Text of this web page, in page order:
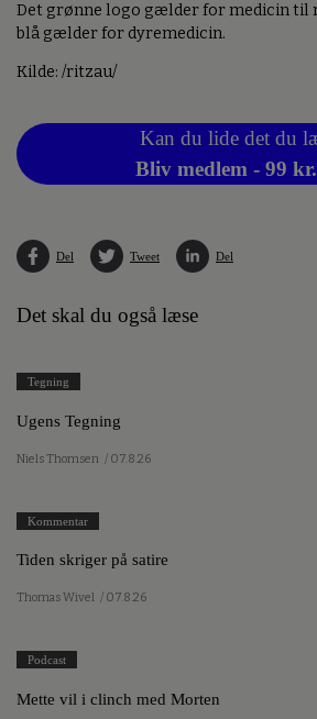
Det grønne logo gælder for medicin til
blå gælder for dyremedicin.
Kilde: /ritzau/
Kan du lide det du
Bliv medlem - 99
Del Tweet Del
Det skal du også læse
Tegning
Ugens Tegning
Niels Thomsen / 07.8.26
Kommentar
Tiden skriger på satire
Thomas Wivel / 07.8.26
Podcast
Mette vil i clinch med Morten